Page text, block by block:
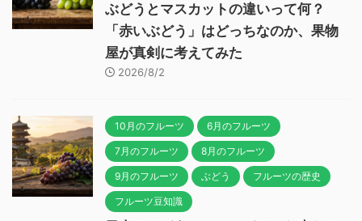
ぶどうとマスカットの違いって何？
「赤いぶどう」はどっちなのか、果物
屋が真剣に考えてみた
2026/8/2
10月のフルーツ 6月のフルーツ
7月のフルーツ 8月のフルーツ
9月のフルーツ ぶどう フルーツの歴史
フルーツ豆知識